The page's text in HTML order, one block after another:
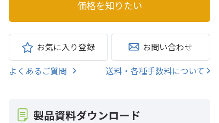
お気に入り登録 お問い合わせ
よくあるご質問 送料・各種手数料について
製品資料ダウンロード